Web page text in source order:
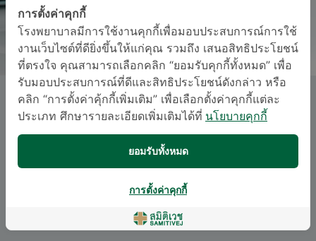
พญ. สุรัมภา วีระสุวรรณ
สมิติเวช ศรีนครินทร์
อนุสาขาสาขาศัลยศาสตร์
ภาษา
การตั้งค่าคุกกี้
โรงพยาบาลมีการใช้งานคุกกี้เพื่อมอบประสบการณ์การใช้
งานเว็บไซต์ที่ดียิ่งขึ้นให้แก่คุณ รวมถึง เสนอสิทธิประโยชน์
ที่ตรงใจ คุณสามารถเลือกคลิก “ยอมรับคุกกี้ทั้งหมด” เพื่อ
รับมอบประสบการณ์ที่ดีและสิทธิประโยชน์ดังกล่าว หรือ
คลิก “การตั้งค่าคุ้กกี้เพิ่มเติม” เพื่อเลือกตั้งค่าคุกกี้แต่ละ
ประเภท ศึกษารายละเอียดเพิ่มเติมได้ที่ นโยบายคุกกี้
ยอมรับทั้งหมด
การตั้งค่าคุกกี้